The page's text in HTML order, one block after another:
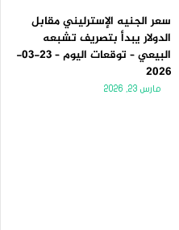
سعر الجنيه الإسترليني مقابل
الدولار يبدأ بتصريف تشبعه
البيعي – توقعات اليوم – 23-03-
2026
مارس 23, 2026